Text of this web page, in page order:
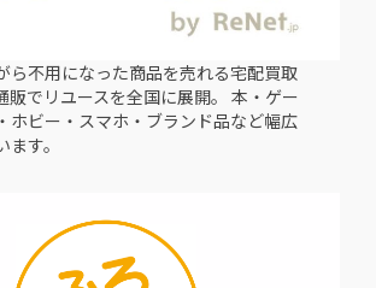
ら不用になった商品を売れる宅配買取
販でリユースを全国に展開。 本・ゲー
ホビー・スマホ・ブランド品など幅広
す。